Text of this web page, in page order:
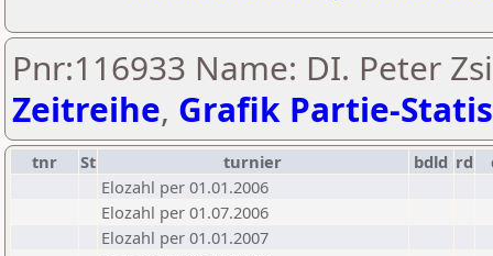
Pnr:116933 Name: DI. Peter
Zeitreihe, Grafik Partie-
tnr St turnier bdld rd
Elozahl per 01.01.2006
Elozahl per 01.07.2006
Elozahl per 01.01.2007